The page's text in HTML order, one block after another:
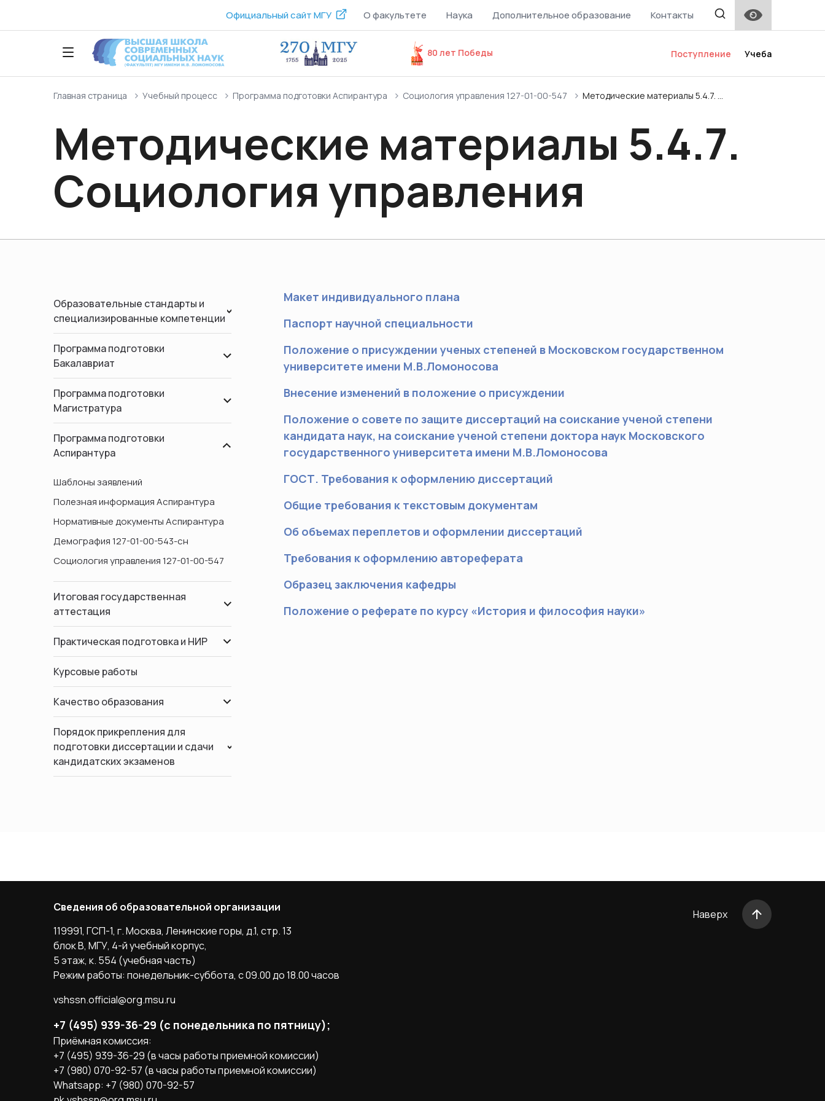
Официальный сайт МГУ О факультете Наука Дополнительное образование Контакты
80 лет Победы Поступление Учеба
Главная страница Учебный процесс Программа подготовки Аспирантура Социология управления 127-01-00-547 Методические материалы 5.4.7. ...
Методические материалы 5.4.7.
Социология управления
Образовательные стандарты и
специализированные компетенции
Программа подготовки
Бакалавриат
Программа подготовки
Магистратура
Программа подготовки
Аспирантура
Шаблоны заявлений
Полезная информация Аспирантура
Нормативные документы Аспирантура
Демография 127-01-00-543-сн
Социология управления 127-01-00-547
Итоговая государственная
аттестация
Практическая подготовка и НИР
Курсовые работы
Качество образования
Порядок прикрепления для
подготовки диссертации и сдачи
кандидатских экзаменов
Макет индивидуального плана
Паспорт научной специальности
Положение о присуждении ученых степеней в Московском государственном
университете имени М.В.Ломоносова
Внесение изменений в положение о присуждении
Положение о совете по защите диссертаций на соискание ученой степени
кандидата наук, на соискание ученой степени доктора наук Московского
государственного университета имени М.В.Ломоносова
ГОСТ. Требования к оформлению диссертаций
Общие требования к текстовым документам
Об объемах переплетов и оформлении диссертаций
Требования к оформлению автореферата
Образец заключения кафедры
Положение о реферате по курсу «История и философия науки»
Сведения об образовательной организации
119991, ГСП-1, г. Москва, Ленинские горы, д.1, стр. 13
блок B, МГУ, 4-й учебный корпус,
5 этаж, к. 554 (учебная часть)
Режим работы: понедельник-суббота, с 09.00 до 18.00 часов
vshssn.official@org.msu.ru
+7 (495) 939-36-29 (с понедельника по пятницу);
Приёмная комиссия:
+7 (495) 939-36-29 (в часы работы приемной комиссии)
+7 (980) 070-92-57 (в часы работы приемной комиссии)
Whatsapp: +7 (980) 070-92-57
Наверх